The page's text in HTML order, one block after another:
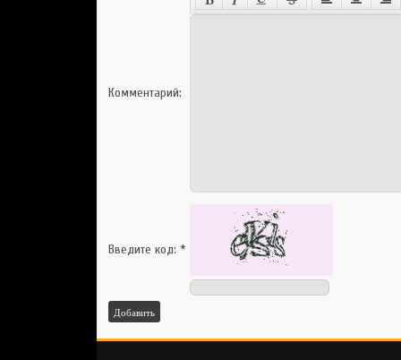
Комментарий:
Введите код: *
Добавить